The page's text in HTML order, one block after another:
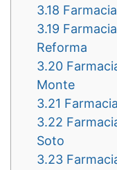
3.18
3.19
Reforma
3.20
Monte
3.21
3.22
Soto
3.23